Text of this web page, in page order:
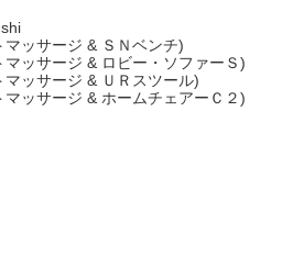
ッサージ & ＳＮベンチ)
ッサージ & ロビー・ソファーＳ)
ッサージ & ＵＲスツール)
ッサージ & ホームチェアーＣ２)